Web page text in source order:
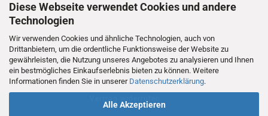
Diese Webseite verwendet Cookies und andere
Technologien
Wir verwenden Cookies und ähnliche Technologien, auch von
Drittanbietern, um die ordentliche Funktionsweise der Website zu
gewährleisten, die Nutzung unseres Angebotes zu analysieren und Ihnen
ein bestmögliches Einkaufserlebnis bieten zu können. Weitere
Informationen finden Sie in unserer Datenschutzerklärung.
Alle Akzeptieren